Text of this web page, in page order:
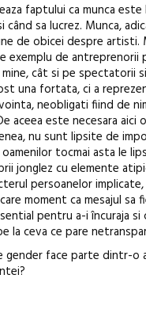
faptului ca munca
sa lucrez. Munca,
de obicei despre
exemplu de
cât si pe spectatorii
una fortata, ci a
neobligati fiind de
aceea este necesara aici
nu sunt lipsite de
oamenilor tocmai asta le
jonglez cu elemente
persoanelor
moment ca mesajul
pentru a-i încuraja
la ceva ce pare
gender face parte dintr-o